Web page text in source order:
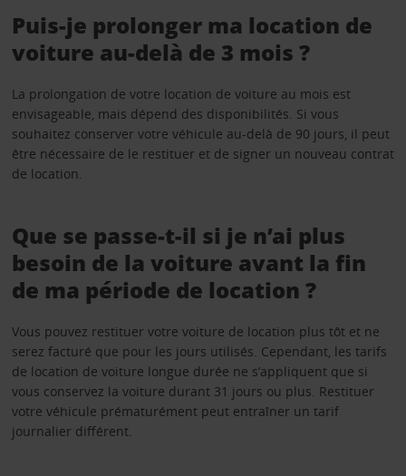
Puis-je prolonger ma location de
voiture au-delà de 3 mois ?
La prolongation de votre location de voiture au mois est
envisageable, mais dépend des disponibilités. Si vous
souhaitez conserver votre véhicule au-delà de 90 jours, il peut
être nécessaire de le restituer et de signer un nouveau contrat
de location.
Que se passe-t-il si je n’ai plus
besoin de la voiture avant la fin
de ma période de location ?
Vous pouvez restituer votre voiture de location plus tôt et ne
serez facturé que pour les jours utilisés. Cependant, les tarifs
de location de voiture longue durée ne s’appliquent que si
vous conservez la voiture durant 31 jours ou plus. Restituer
votre véhicule prématurément peut entraîner un tarif
journalier différent.